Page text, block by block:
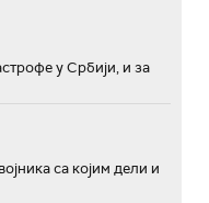
у Србији, и за
са којим дели и